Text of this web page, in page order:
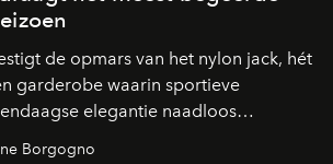
de opmars van het nylon jack, hét
garderobe waarin sportieve
elegantie naadloos
Borgogno